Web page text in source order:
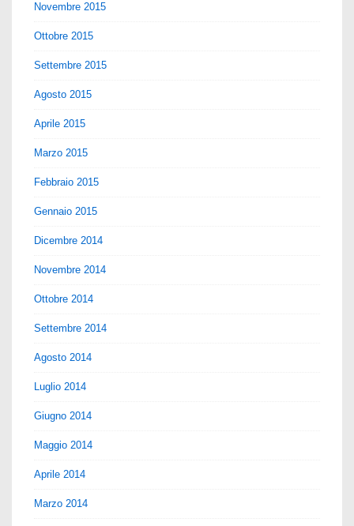
Novembre 2015
Ottobre 2015
Settembre 2015
Agosto 2015
Aprile 2015
Marzo 2015
Febbraio 2015
Gennaio 2015
Dicembre 2014
Novembre 2014
Ottobre 2014
Settembre 2014
Agosto 2014
Luglio 2014
Giugno 2014
Maggio 2014
Aprile 2014
Marzo 2014